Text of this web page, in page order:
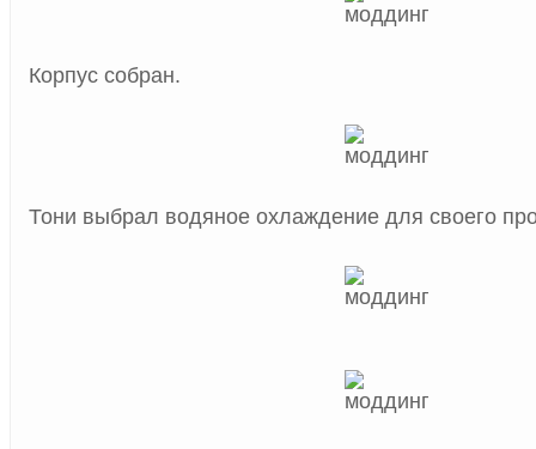
Корпус собран.
Тони выбрал водяное охлаждение для своего